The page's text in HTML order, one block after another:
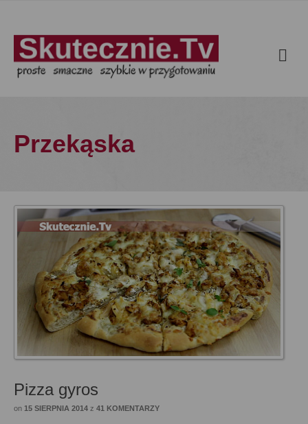
Przekąska
Pizza gyros
on 15 SIERPNIA 2014 z 41 KOMENTARZY